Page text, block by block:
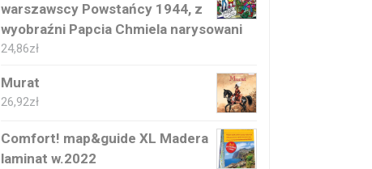
warszawscy Powstańcy 1944, z
wyobraźni Papcia Chmiela narysowani
24,86zł
Murat
26,92zł
Comfort! map&guide XL Madera
laminat w.2022